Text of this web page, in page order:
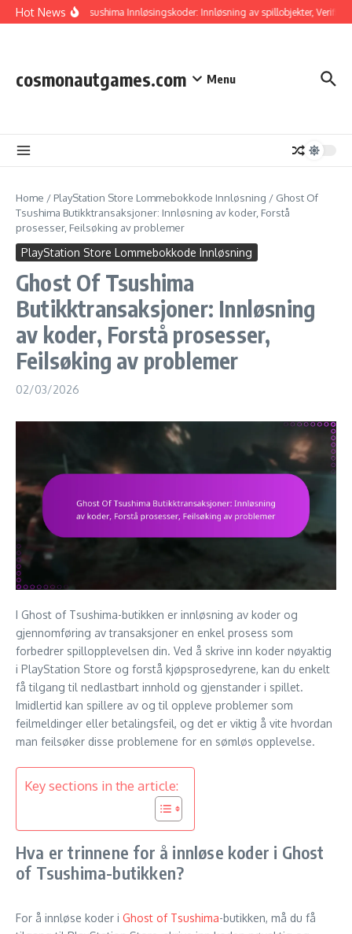
Skip to content
Hot News
Ghost Of Tsushima Innløsingskoder: Innløsning av spillobjekter,
cosmonautgames.com Menu
Home / PlayStation Store Lommebokkode Innløsning / Ghost Of
Tsushima Butikktransaksjoner: Innløsning av koder, Forstå
prosesser, Feilsøking av problemer
PlayStation Store Lommebokkode Innløsning
Ghost Of Tsushima
Butikktransaksjoner: Innløsning
av koder, Forstå prosesser,
Feilsøking av problemer
02/03/2026
I Ghost of Tsushima-butikken er innløsning av koder og
gjennomføring av transaksjoner en enkel prosess som
forbedrer spillopplevelsen din. Ved å skrive inn koder nøyaktig
i PlayStation Store og forstå kjøpsprosedyrene, kan du enkelt
få tilgang til nedlastbart innhold og gjenstander i spillet.
Imidlertid kan spillere av og til oppleve problemer som
feilmeldinger eller betalingsfeil, og det er viktig å vite hvordan
man feilsøker disse problemene for en sømløs opplevelse.
Key sections in the article:
Hva er trinnene for å innløse koder i Ghost
of Tsushima-butikken?
For å innløse koder i Ghost of Tsushima-butikken, må du få